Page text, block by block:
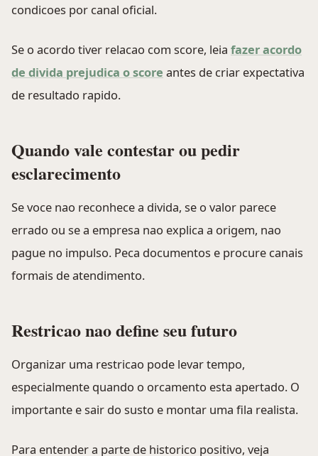
condicoes por canal oficial.
Se o acordo tiver relacao com score, leia fazer acordo
de divida prejudica o score antes de criar expectativa
de resultado rapido.
Quando vale contestar ou pedir
esclarecimento
Se voce nao reconhece a divida, se o valor parece
errado ou se a empresa nao explica a origem, nao
pague no impulso. Peca documentos e procure canais
formais de atendimento.
Restricao nao define seu futuro
Organizar uma restricao pode levar tempo,
especialmente quando o orcamento esta apertado. O
importante e sair do susto e montar uma fila realista.
Para entender a parte de historico positivo, veja